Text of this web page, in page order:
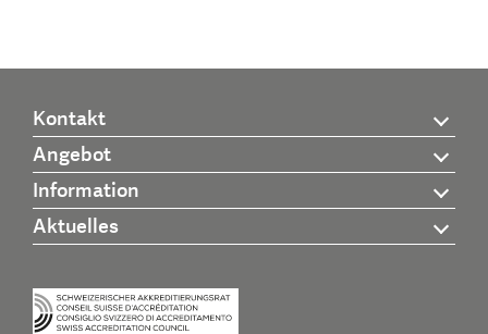
Kontakt
Angebot
Information
Aktuelles